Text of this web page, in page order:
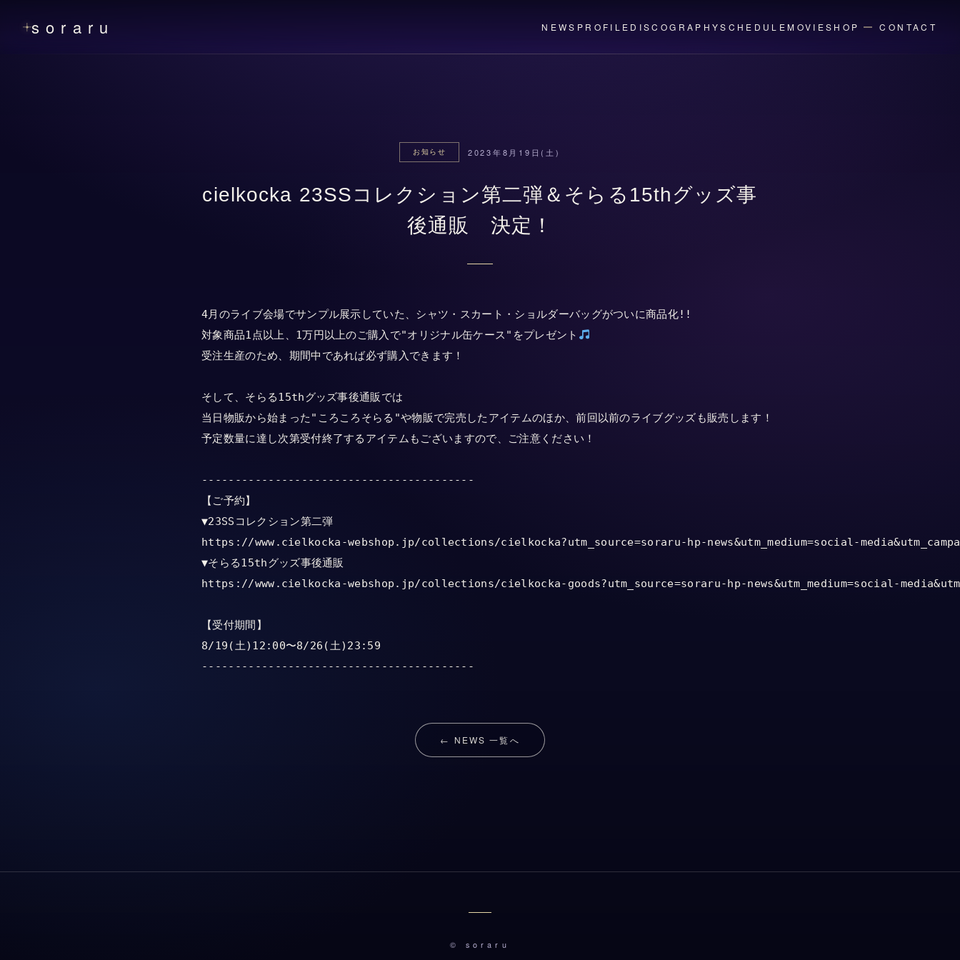
soraru NEWS PROFILE DISCOGRAPHYSCHEDULEMOVIESHOP CONTACT
お知らせ 2023年8月19日(土)
cielkocka 23SSコレクション第二弾＆そらる15thグッズ事
後通販 決定！
4月のライブ会場でサンプル展示していた、シャツ・スカート・ショルダーバッグがついに商品化!!
対象商品1点以上、1万円以上のご購入で"オリジナル缶ケース"をプレゼント
受注生産のため、期間中であれば必ず購入できます！
そして、そらる15thグッズ事後通販では
当日物販から始まった"ころころそらる"や物販で完売したアイテムのほか、前回以前のライブグッズも販売します！
予定数量に達し次第受付終了するアイテムもございますので、ご注意ください！
-----------------------------------------
【ご予約】
▼23SSコレクション第二弾
https://www.cielkocka-webshop.jp/collections/cielkocka?utm_source=soraru-hp-news&utm_medium=social-
▼そらる15thグッズ事後通販
https://www.cielkocka-webshop.jp/collections/cielkocka-goods?utm_source=soraru-hp-news&utm_medium=social-
【受付期間】
8/19(土)12:00〜8/26(土)23:59
← NEWS 一覧へ
© soraru